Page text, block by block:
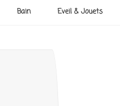
Bain Eveil & Jouets